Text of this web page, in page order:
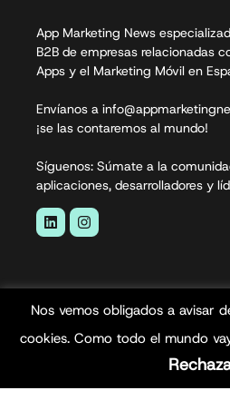
App Marketing News
B2B de empresas relacionadas
Apps y el Marketing Móvil en
Envíanos a
¡se las contaremos al mundo!
Síguenos: Súmate a la
aplicaciones, desarrolladores y
App Marketing News© 2026.
Nos vemos obligados a avisar
cookies. Como todo el mundo